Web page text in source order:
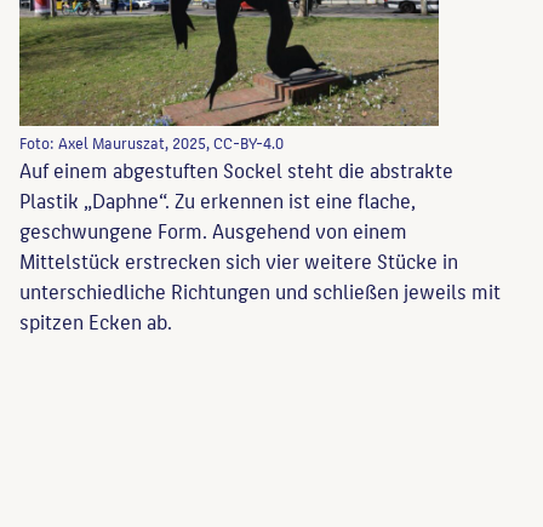
Foto: Axel Mauruszat, 2025, CC-BY-4.0
Auf einem abgestuften Sockel steht die abstrakte
Plastik „Daphne“. Zu erkennen ist eine flache,
geschwungene Form. Ausgehend von einem
Mittelstück erstrecken sich vier weitere Stücke in
unterschiedliche Richtungen und schließen jeweils mit
spitzen Ecken ab.